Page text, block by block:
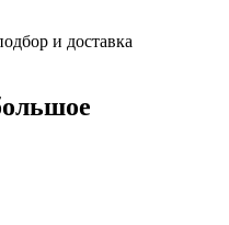
и доставка